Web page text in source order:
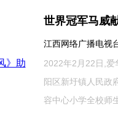
世界冠军马威
江西网络广播电视
2022年2月22日,爱
阳区新圩镇人民政
容中心小学全校师